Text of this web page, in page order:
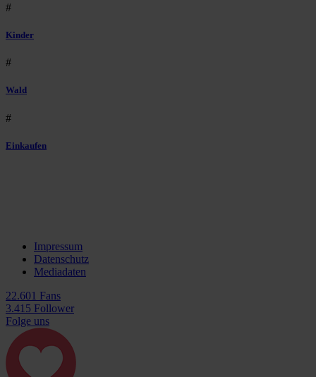
#
Kinder
#
Wald
#
Einkaufen
Impressum
Datenschutz
Mediadaten
22.601 Fans
3.415 Follower
Folge uns